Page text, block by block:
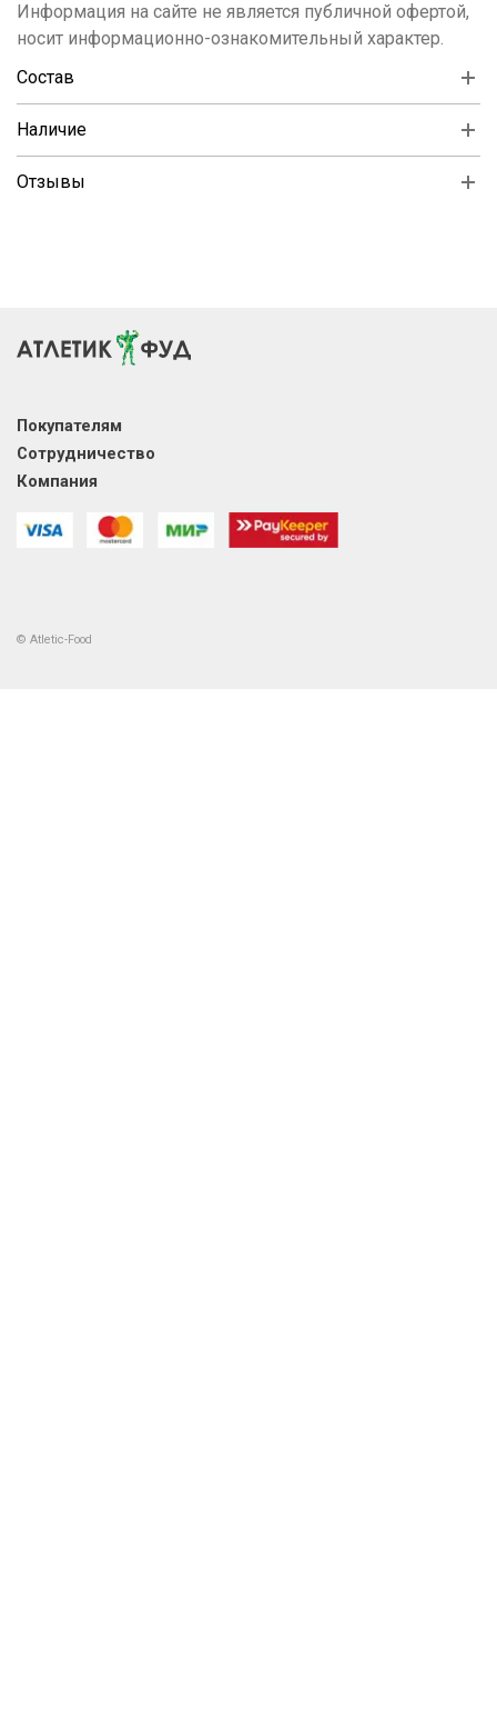
Информация на сайте не является публичной офертой,
носит информационно-ознакомительный характер.
Состав
Наличие
Отзывы
Покупателям
Сотрудничество
Компания
© Atletic-Food